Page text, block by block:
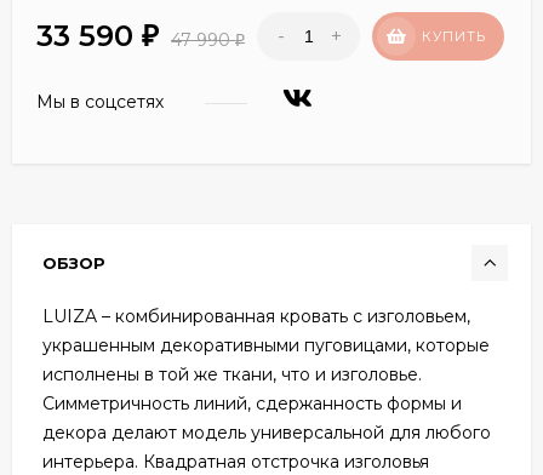
33 590 ₽ 47 990₽ - + КУПИТЬ
Мы в соцсетях
ОБЗОР
LUIZA – комбинированная кровать с изголовьем,
украшенным декоративными пуговицами, которые
исполнены в той же ткани, что и изголовье.
Симметричность линий, сдержанность формы и
декора делают модель универсальной для любого
интерьера. Квадратная отстрочка изголовья